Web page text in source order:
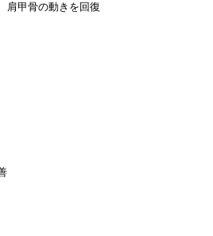
肩甲骨の動きを回復